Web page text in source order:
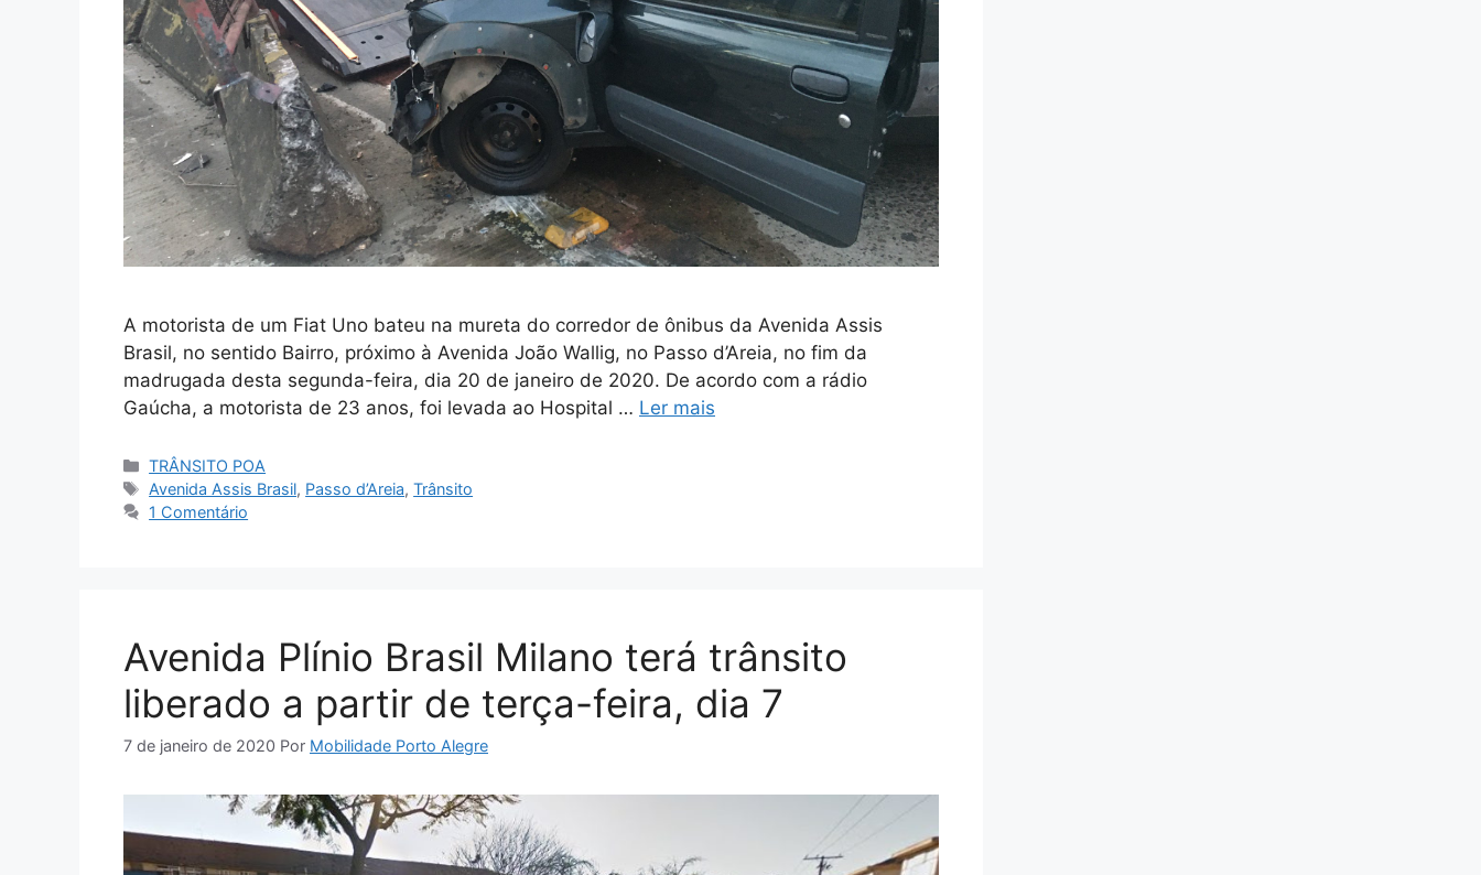
A motorista de um Fiat Uno bateu na mureta do corredor de ônibus da Avenida Assis
Brasil, no sentido Bairro, próximo à Avenida João Wallig, no Passo d’Areia, no fim da
madrugada desta segunda-feira, dia 20 de janeiro de 2020. De acordo com a rádio
Gaúcha, a motorista de 23 anos, foi levada ao Hospital … Ler mais
Categorias
TRÂNSITO POA
Tags
Avenida Assis Brasil, Passo d’Areia,Trânsito
1 Comentário
Avenida Plínio Brasil Milano terá trânsito
liberado a partir de terça-feira, dia 7
7 de janeiro de 2020 Por Mobilidade Porto Alegre